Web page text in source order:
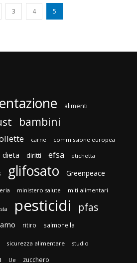
3 4 5
alimenti
bambini
carne commissione europea
dieta diritti efsa etichetta
glifosato Greenpeace
ministero salute miti alimentari
pesticidi pfas
ritiro salmonella
sicurezza alimentare studio
Ue zucchero